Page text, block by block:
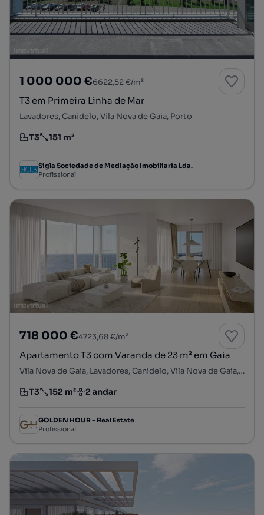
1 000 000 €6622,52 €/m²
T3 em Primeira Linha de Mar
Lavadores, Canidelo, Vila Nova de Gaia, Porto
Tipologia
T3
Preço por metro quadrado
151 m²
Sigla Sociedade de Mediação Imobiliaria Lda.
Profissional
718 000 €4723,68 €/m²
Apartamento T3 com Varanda de 23 m² em Gaia
Vila Nova de Gaia, Lavadores, Canidelo, Vila Nova de Gaia, Porto
Tipologia
T3
Preço por metro quadrado
152 m²
Andar 2 andar
GOLDEN HOUR - Real Estate
Profissional